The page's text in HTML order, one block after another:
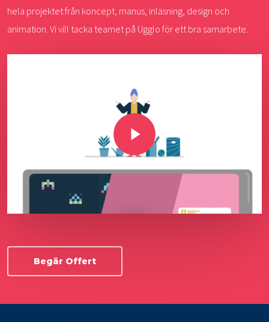
hela projektet från koncept, manus, inläsning, design och
animation. Vi vill tacka teamet på Ugglo för ett bra samarbete.
Play Video
Begär Offert